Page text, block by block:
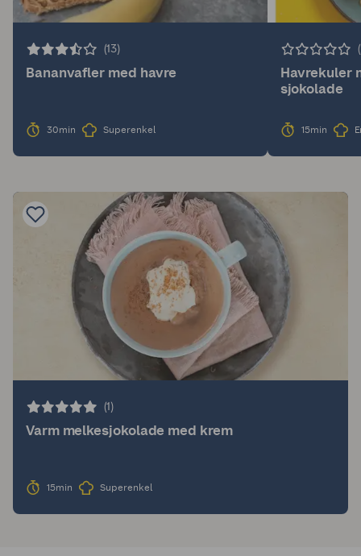
(13)
Bananvafler med havre
30min Superenkel
Havrekuler
sjokolade
15min
(1)
Varm melkesjokolade med krem
15min Superenkel